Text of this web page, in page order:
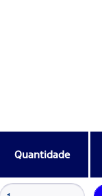
Quantidade